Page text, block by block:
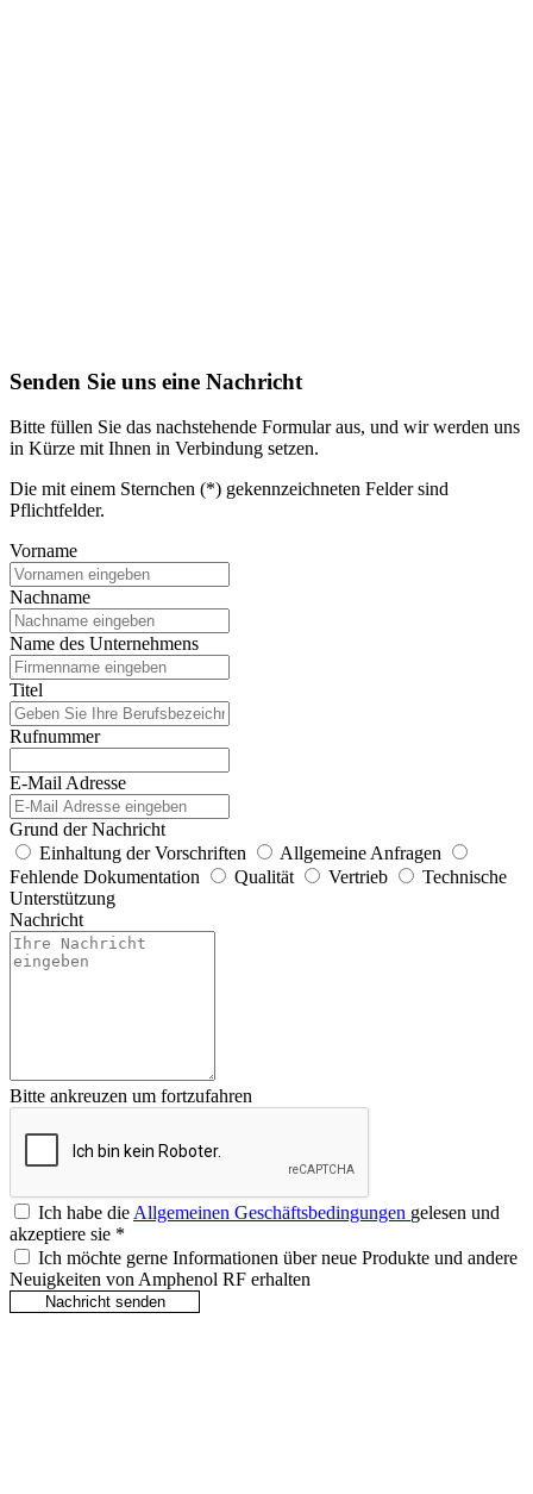
Senden Sie uns eine Nachricht
Bitte füllen Sie das nachstehende Formular aus, und wir werden uns
in Kürze mit Ihnen in Verbindung setzen.
Die mit einem Sternchen (*) gekennzeichneten Felder sind
Pflichtfelder.
Vorname
Nachname
Name des Unternehmens
Titel
Rufnummer
E-Mail Adresse
Grund der Nachricht
Einhaltung der Vorschriften
Allgemeine Anfragen
Fehlende Dokumentation
Qualität Vertrieb
Technische
Unterstützung
Nachricht
Bitte ankreuzen um fortzufahren
Ich habe dieAllgemeinen Geschäftsbedingungen gelesen und
akzeptiere sie *
Ich möchte gerne Informationen über neue Produkte und andere
Neuigkeiten von Amphenol RF erhalten